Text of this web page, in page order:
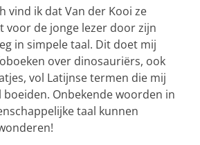
vind ik dat Van der Kooi ze
voor de jonge lezer door zijn
in simpele taal. Dit doet mij
over dinosauriërs, ook
vol Latijnse termen die mij
boeiden. Onbekende woorden in
taal kunnen
- enkele bladzijdes uit het boek |